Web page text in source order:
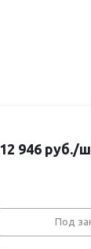
12 946 руб./
Под